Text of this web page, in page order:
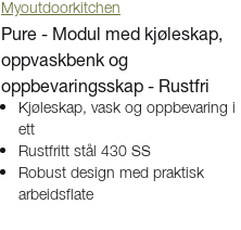
Myoutdoorkitchen
Pure - Modul med kjøleskap,
oppvaskbenk og
oppbevaringsskap - Rustfri
Kjøleskap, vask og oppbevaring i
ett
Rustfritt stål 430 SS
Robust design med praktisk
arbeidsflate